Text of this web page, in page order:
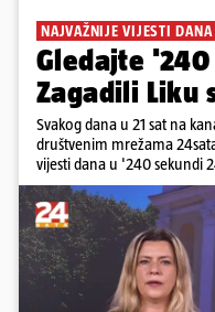
NAJVAŽNIJE VIJESTI DANA
Gledajte
Zagadili Liku
Svakog dana u 21 sat na
društvenim mrežama
vijesti dana u '240 sekundi
Krnetić: Lika teško
poginulih u nesreći u
Žabna, Borba za život
otkaz...